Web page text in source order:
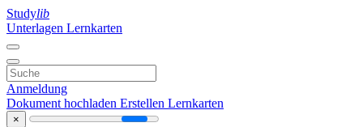
Studylib
Unterlagen Lernkarten
Anmeldung
Dokument hochladen Erstellen Lernkarten
×